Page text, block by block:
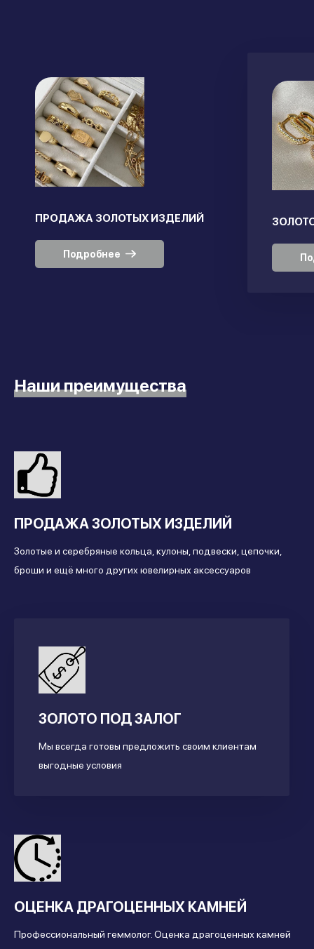
ПРОДАЖА ЗОЛОТЫХ ИЗДЕЛИЙ
Подробнее
Наши преимущества
ПРОДАЖА ЗОЛОТЫХ ИЗДЕЛИЙ
Золотые и серебряные кольца, кулоны, подвески, цепочки,
броши и ещё много других ювелирных аксессуаров
ЗОЛОТО ПОД ЗАЛОГ
Мы всегда готовы предложить своим клиентам
выгодные условия
ОЦЕНКА ДРАГОЦЕННЫХ КАМНЕЙ
Профессиональный геммолог. Оценка драгоценных камней